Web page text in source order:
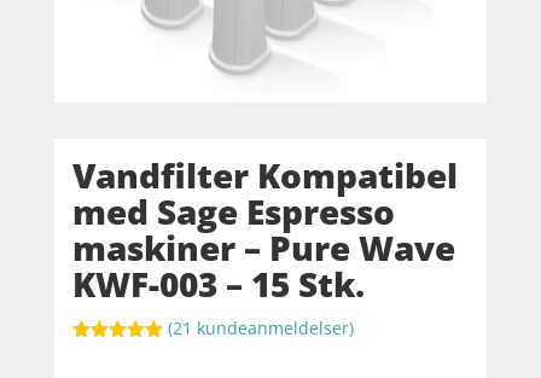
Vandfilter Kompatibel
med Sage Espresso
maskiner – Pure Wave
KWF-003 – 15 Stk.
(21 kundeanmeldelser)